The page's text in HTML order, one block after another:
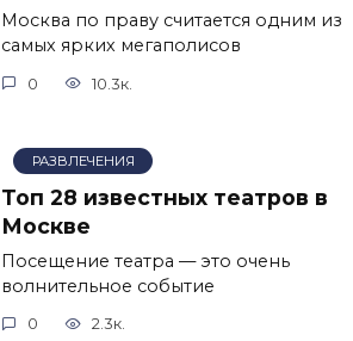
Москва по праву считается одним из
самых ярких мегаполисов
0 10.3к.
РАЗВЛЕЧЕНИЯ
Топ 28 известных театров в
Москве
Посещение театра — это очень
волнительное событие
0 2.3к.